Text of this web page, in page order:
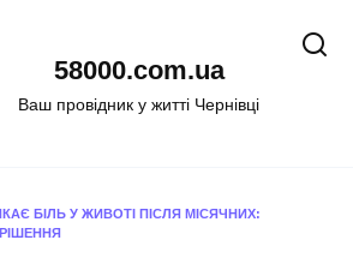
58000.com.ua
Ваш провідник у житті Чернівці
БІЛЬ У ЖИВОТІ ПІСЛЯ МІСЯЧНИХ: